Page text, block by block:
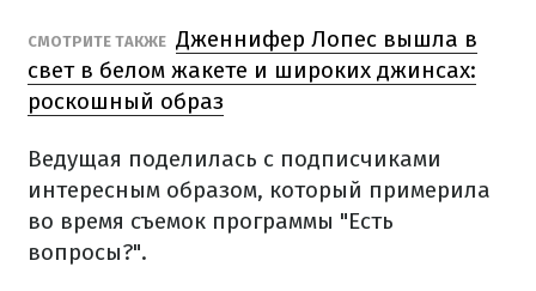
СМОТРИТЕ ТАКЖЕ Дженнифер Лопес вышла в
свет в белом жакете и широких джинсах:
роскошный образ
Ведущая поделилась с подписчиками
интересным образом, который примерила
во время съемок программы "Есть
вопросы?".